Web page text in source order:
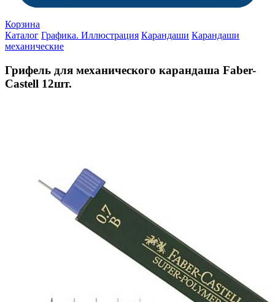
Корзина
Каталог Графика. Иллюстрация Карандаши Карандаши
механические
Грифель для механического карандаша Faber-
Castell 12шт.